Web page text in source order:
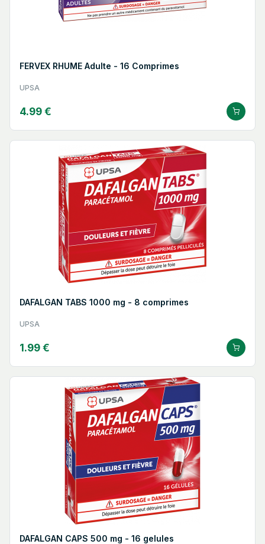
FERVEX RHUME Adulte - 16 Comprimes
UPSA
4.99 €
DAFALGAN TABS 1000 mg - 8 comprimes
UPSA
1.99 €
DAFALGAN CAPS 500 mg - 16 gelules